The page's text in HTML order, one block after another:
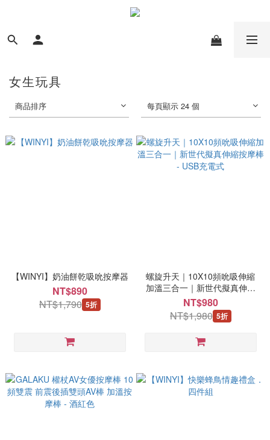
女生玩具
商品排序 每頁顯示 24 個
【WINYI】奶油餅乾吸吮按摩器
NT$890
NT$1,790 5折
螺旋升天｜10X10頻吮吸伸縮
加溫三合一｜新世代擬真伸縮
按摩棒 - USB充電式
NT$980
NT$1,980 5折